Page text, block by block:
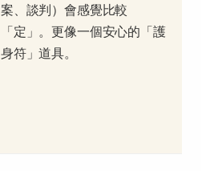
案、談判）會感覺比較
「定」。更像一個安心的「護
身符」道具。